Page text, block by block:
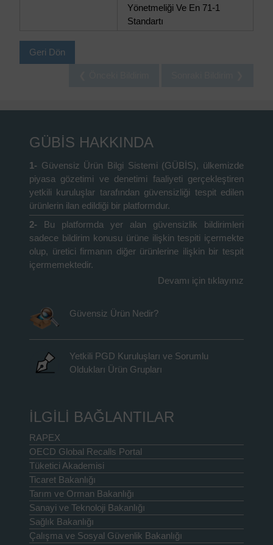
Yönetmeliği Ve En 71-1
Standartı
Geri Dön
GÜBİS HAKKINDA
1- Güvensiz Ürün Bilgi Sistemi (GÜBİS), ülkemizde
piyasa gözetimi ve denetimi faaliyeti gerçekleştiren
yetkili kuruluşlar tarafından güvensizliği tespit edilen
ürünlerin ilan edildiği bir platformdur.
2-
Bu platformda yer alan güvensizlik bildirimleri
sadece bildirim konusu ürüne ilişkin tespiti içermekte
olup, üretici firmanın diğer ürünlerine ilişkin bir tespit
içermemektedir.
Devamı için tıklayınız
Güvensiz Ürün Nedir?
Yetkili PGD Kuruluşları ve Sorumlu
Oldukları Ürün Grupları
İLGİLİ BAĞLANTILAR
RAPEX
OECD Global Recalls Portal
Tüketici Akademisi
Ticaret Bakanlığı
Tarım ve Orman Bakanlığı
Sanayi ve Teknoloji Bakanlığı
Sağlık Bakanlığı
Çalışma ve Sosyal Güvenlik Bakanlığı